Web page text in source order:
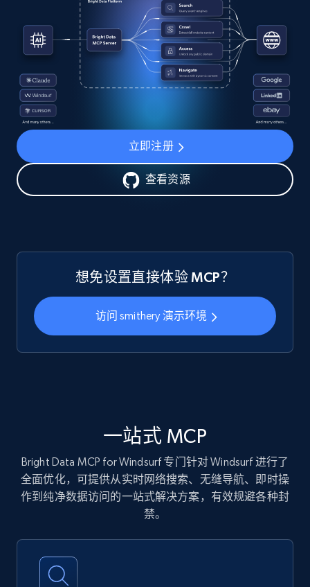
立即注册
查看资源
想免设置直接体验 MCP？
访问 smithery 演示环境
一站式 MCP
Bright Data MCP for Windsurf 专门针对 Windsurf 进行了
全面优化，可提供从实时网络搜索、无缝导航、即时操
作到纯净数据访问的一站式解决方案，有效规避各种封
禁。